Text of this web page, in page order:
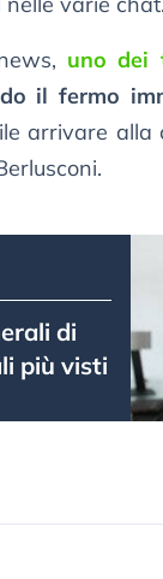
uno dei
il fermo
arrivare alla
di
più visti